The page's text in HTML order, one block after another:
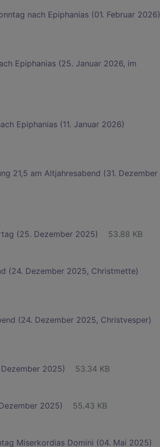
nach Epiphanias (01. Februar 2026)
Epiphanias (25. Januar 2026, im
Epiphanias (11. Januar 2026)
21,5 am Altjahresabend (31. Dezember
(25. Dezember 2025) 53.88 KB
(24. Dezember 2025, Christmette)
(24. Dezember 2025, Christvesper)
2025) 53.34 KB
2025) 55.43 KB
Miserkordias Domini (04. Mai 2025)